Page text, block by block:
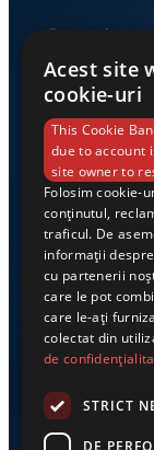
Economie
Link-
Despre noi
Casa de
Acest site
cookie-uri
This Cookie
due to account
site owner to
Folosim cookie-
conținutul,
traficul. De
informații
cu partenerii
care le pot
care le-ați
colectat din
de
STRICT
DE